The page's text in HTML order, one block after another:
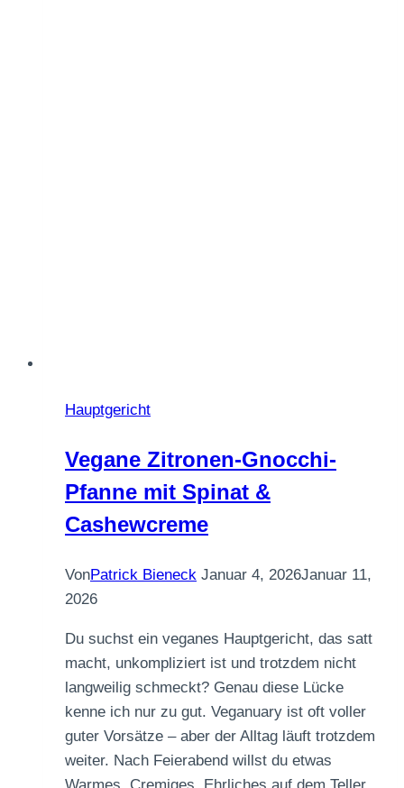
Hauptgericht
Vegane Zitronen-Gnocchi-
Pfanne mit Spinat &
Cashewcreme
VonPatrick Bieneck Januar 4, 2026Januar 11,
2026
Du suchst ein veganes Hauptgericht, das satt
macht, unkompliziert ist und trotzdem nicht
langweilig schmeckt? Genau diese Lücke
kenne ich nur zu gut. Veganuary ist oft voller
guter Vorsätze – aber der Alltag läuft trotzdem
weiter. Nach Feierabend willst du etwas
Warmes, Cremiges, Ehrliches auf dem Teller